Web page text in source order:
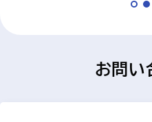
お問い